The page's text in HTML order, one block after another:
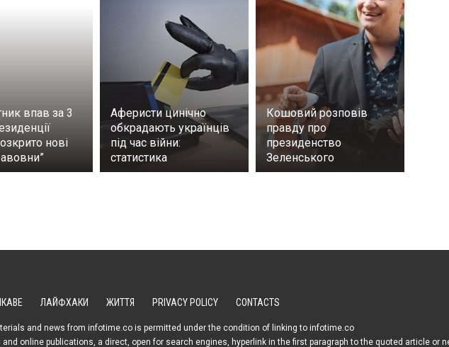
впав за 3
нові
Аферисти цинічно
обкрадають українців
під час війни:
статистика
Кошовий розповів
правду про
президенство
Зеленського
ЛАЙФХАКИ ЖИТТЯ PRIVACY POLICY CONTACTS
and news from infotime.co is permitted under the condition of linking to infotime.co
online publications, a direct, open for search engines, hyperlink in the first paragraph to the quoted article or